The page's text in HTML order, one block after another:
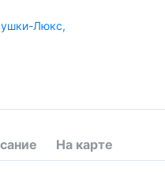
Люкс,
На карте